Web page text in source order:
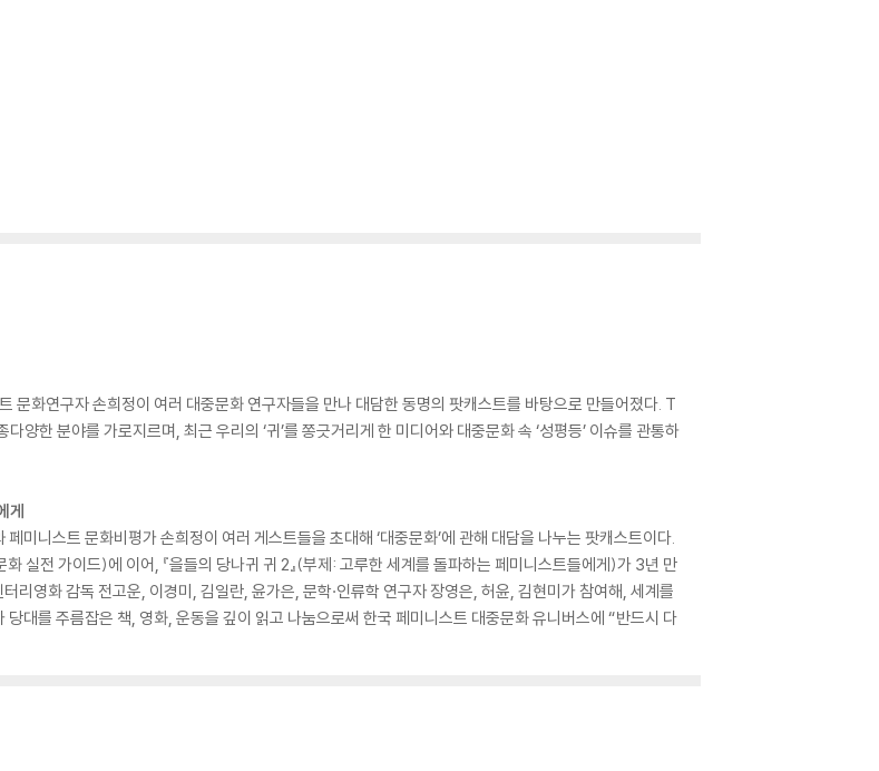
화연구자 손희정이 여러 대중문화 연구자들을 만나 대담한 동명의 팟캐스트를 바탕으로 만들어졌다. T
양한 분야를 가로지르며, 최근 우리의 ‘귀’를 쫑긋거리게 한 미디어와 대중문화 속 ‘성평등’ 이슈를 관통하
게
페미니스트 문화비평가 손희정이 여러 게스트들을 초대해 ‘대중문화’에 관해 대담을 나누는 팟캐스트이다.
실전 가이드)에 이어, 『을들의 당나귀 귀 2』(부제: 고루한 세계를 돌파하는 페미니스트들에게)가 3년 만
리영화 감독 전고운, 이경미, 김일란, 윤가은, 문학·인류학 연구자 장영은, 허윤, 김현미가 참여해, 세계를
당대를 주름잡은 책, 영화, 운동을 깊이 읽고 나눔으로써 한국 페미니스트 대중문화 유니버스에 “반드시 다